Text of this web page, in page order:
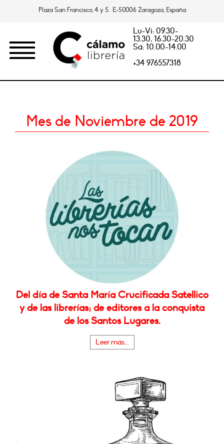
Plaza San Francisco, 4 y 5. E-50006 Zaragoza, España
Lu-Vi: 09.30-
13.30, 16.30-20.30
Sa: 10.00-14.00
+34 976557318
Mes de Noviembre de 2019
Del día de Santa María Crucificada Satellico
y de las librerías; de editores a la conquista
de los Santos Lugares.
Leer más...